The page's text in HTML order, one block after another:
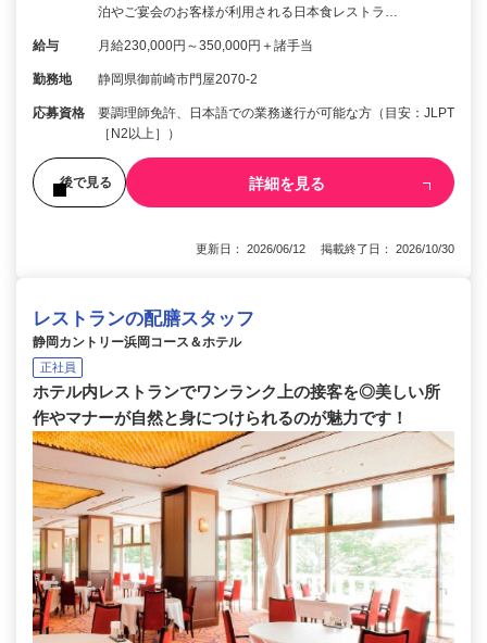
泊やご宴会のお客様が利用される日本食レストラ…
給与 月給230,000円～350,000円＋諸手当
勤務地 静岡県御前崎市門屋2070-2
応募資格
要調理師免許、日本語での業務遂行が可能な方（目安：JLPT
［N2以上］）
後で見る 詳細を見る
更新日： 2026/06/12 掲載終了日： 2026/10/30
レストランの配膳スタッフ
静岡カントリー浜岡コース＆ホテル
正社員
ホテル内レストランでワンランク上の接客を◎美しい所
作やマナーが自然と身につけられるのが魅力です！